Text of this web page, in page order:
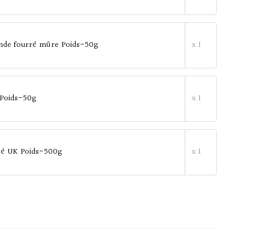
fourré mûre Poids-50g x 1
50g x 1
UK Poids-500g x 1